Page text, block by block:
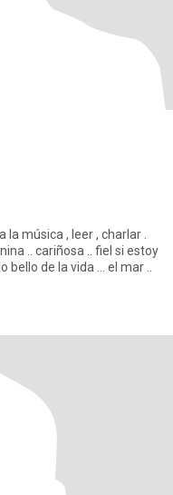
estoy
de la vida ... el mar ..